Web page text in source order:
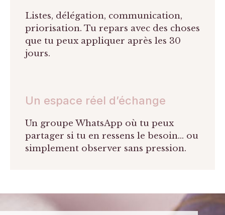
Listes, délégation, communication,
priorisation. Tu repars avec des choses
que tu peux appliquer après les 30
jours.
Un espace réel d’échange
Un groupe WhatsApp où tu peux
partager si tu en ressens le besoin… ou
simplement observer sans pression.